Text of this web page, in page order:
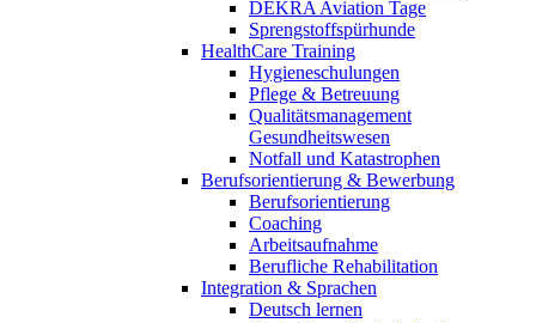
DEKRA Aviation Tage
Sprengstoffspürhunde
HealthCare Training
Hygieneschulungen
Pflege & Betreuung
Qualitätsmanagement
Gesundheitswesen
Notfall und Katastrophen
Berufsorientierung & Bewerbung
Berufsorientierung
Coaching
Arbeitsaufnahme
Berufliche Rehabilitation
Integration & Sprachen
Deutsch lernen